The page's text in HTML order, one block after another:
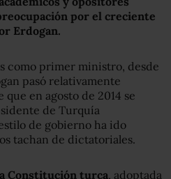
por el creciente
Erdogan.
como primer ministro, desde
pasó relativamente
en agosto de 2014 se
de Turquía
de gobierno ha ido
tachan de dictatoriales.
Constitución turca , adoptada